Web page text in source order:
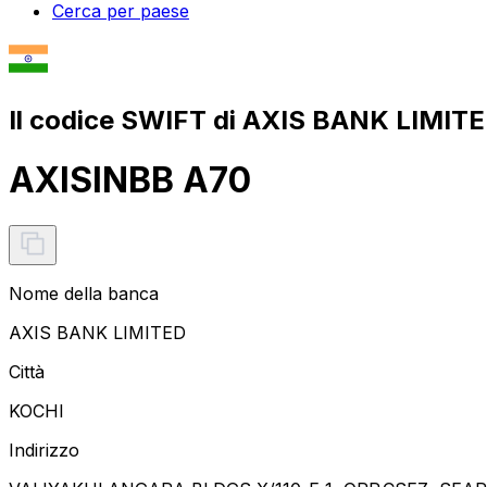
Cerca per paese
Il codice SWIFT di AXIS BANK
AXISINBB A70
Nome della banca
AXIS BANK LIMITED
Città
KOCHI
Indirizzo